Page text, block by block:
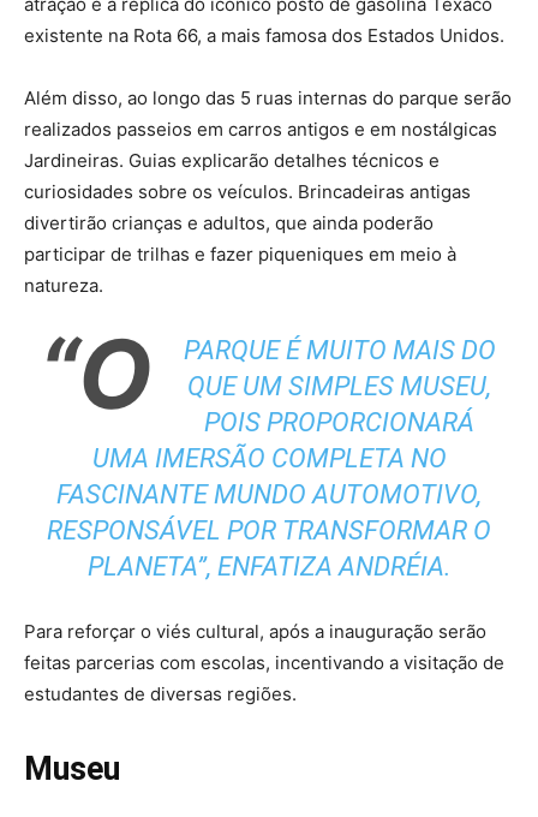
existente na Rota 66, a mais famosa dos Estados Unidos.
Além disso, ao longo das 5 ruas internas do parque serão
realizados passeios em carros antigos e em nostálgicas
Jardineiras. Guias explicarão detalhes técnicos e
curiosidades sobre os veículos. Brincadeiras antigas
divertirão crianças e adultos, que ainda poderão
participar de trilhas e fazer piqueniques em meio à
natureza.
“O
PARQUE É MUITO MAIS DO
QUE UM SIMPLES MUSEU,
POIS PROPORCIONARÁ
UMA IMERSÃO COMPLETA NO
FASCINANTE MUNDO AUTOMOTIVO,
RESPONSÁVEL POR TRANSFORMAR O
PLANETA”, ENFATIZA ANDRÉIA.
Para reforçar o viés cultural, após a inauguração serão
feitas parcerias com escolas, incentivando a visitação de
estudantes de diversas regiões.
Museu